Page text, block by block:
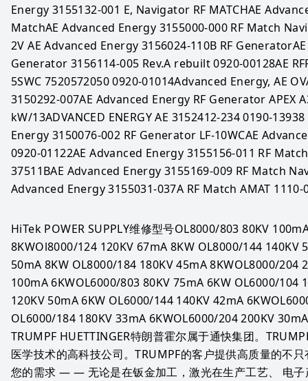
Energy 3155132-001 E, Navigator RF MATCHAE
MatchAE Advanced Energy 3155000-000 RF Match
2V AE Advanced Energy 3156024-110B RF
Generator 3156114-005 Rev.A rebuilt 0920-00128AE
5SWC 7520572050 0920-01014Advanced Energy, AE
3150292-007AE Advanced Energy RF Generator APEX
kW/13ADVANCED ENERGY AE 3152412-234 0190-
Energy 3150076-002 RF Generator LF-10WCAE
0920-01122AE Advanced Energy 3155156-011 RF
37511BAE Advanced Energy 3155169-009 RF Match
Advanced Energy 3155031-037A RF Match AMAT 1110-
HiTek POWER SUPPLY维修型号OL8000/803 80KV
8KWOl8000/124 120KV 67mA 8KW OL8000/144 140KV
50mA 8KW OL8000/184 180KV 45mA 8KWOL8000/204
100mA 6KWOL6000/803 80KV 75mA 6KW OL6000/104
120KV 50mA 6KW OL6000/144 140KV 42mA
OL6000/184 180KV 33mA 6KWOL6000/204 200KV
TRUMPF HUETTINGER特朗普霍尔属于通快集团。
医学技术的高科技公司。TRUMPF的客户提供高质量的不
您的需求 — — 无论是在钣金加工，激光在生产工艺、 电子